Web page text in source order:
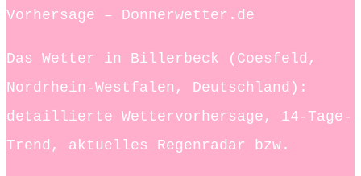
Vorhersage – Donnerwetter.de
Das Wetter in Billerbeck (Coesfeld,
Nordrhein-Westfalen, Deutschland):
detaillierte Wettervorhersage, 14-Tage-
Trend, aktuelles Regenradar bzw.